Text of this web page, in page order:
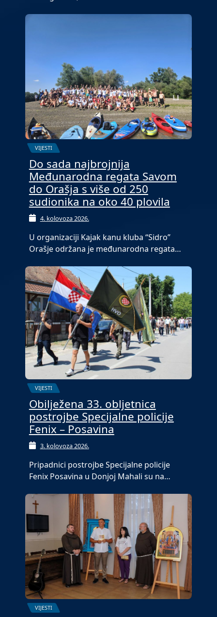
VIJESTI
Do sada najbrojnija
Međunarodna regata Savom
do Orašja s više od 250
sudionika na oko 40 plovila
4. kolovoza 2026.
U organizaciji Kajak kanu kluba “Sidro”
Orašje održana je međunarodna regata…
VIJESTI
Obilježena 33. obljetnica
postrojbe Specijalne policije
Fenix – Posavina
3. kolovoza 2026.
Pripadnici postrojbe Specijalne policije
Fenix Posavina u Donjoj Mahali su na…
VIJESTI